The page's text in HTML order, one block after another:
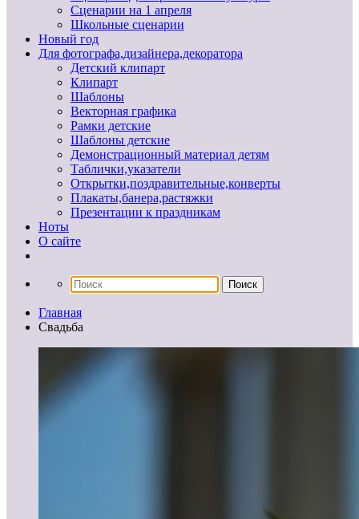
Сценарии на 1 апреля
Школьные сценарии
Новый год
Для фотографа,дизайнера,декоратора
Детский клипарт
Клипарт
Шаблоны
Векторная графика
Рамки детские
Шаблоны детские
Демонстрационный материал детям
Таблички,указатели
Открытки,поздравительные,конверты
Плакаты,банера,растяжки
Презентации к праздникам
Ноты
О сайте
Главная
Свадьба